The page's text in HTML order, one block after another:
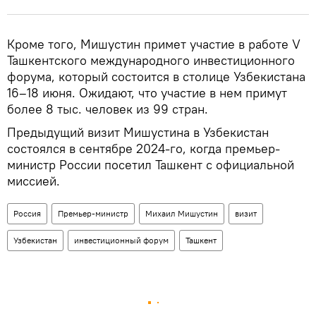
Кроме того, Мишустин примет участие в работе V
Ташкентского международного инвестиционного
форума, который состоится в столице Узбекистана
16–18 июня. Ожидают, что участие в нем примут
более 8 тыс. человек из 99 стран.
Предыдущий визит Мишустина в Узбекистан
состоялся в сентябре 2024-го, когда премьер-
министр России посетил Ташкент с официальной
миссией.
Россия Премьер-министр Михаил Мишустин визит
Узбекистан инвестиционный форум Ташкент